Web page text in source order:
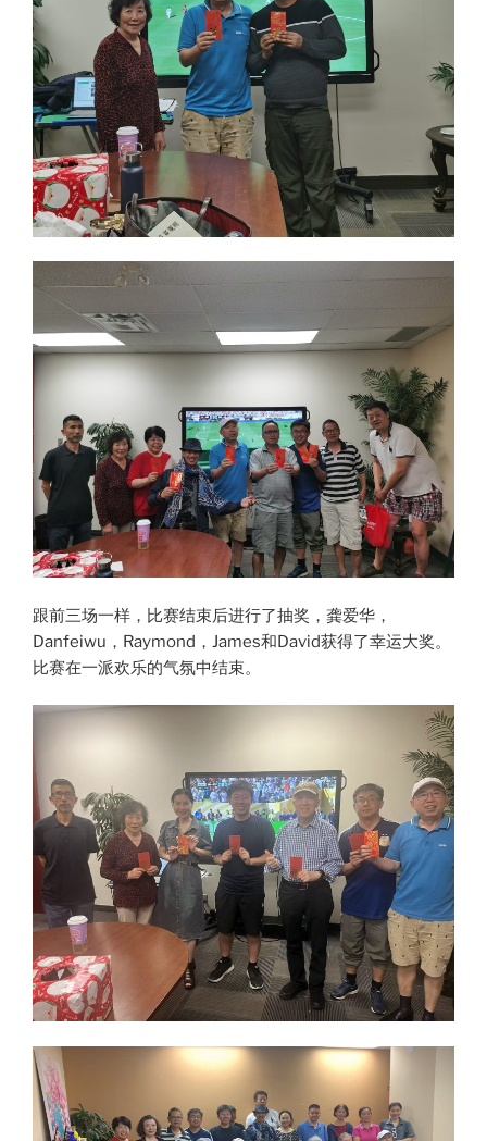
跟前三场一样，比赛结束后进行了抽奖，龚爱华，
Danfeiwu，Raymond，James和David获得了幸运大奖。
比赛在一派欢乐的气氛中结束。